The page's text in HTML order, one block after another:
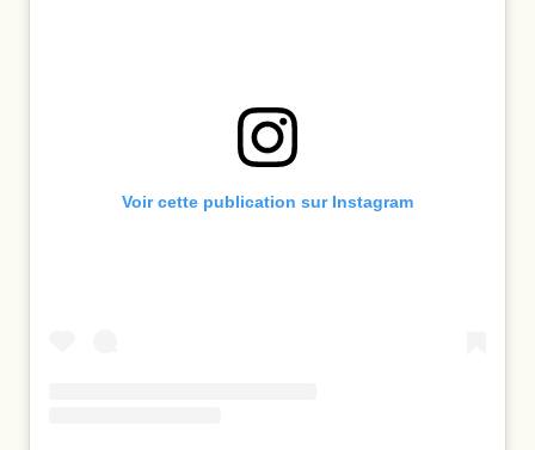
Voir cette publication sur Instagram